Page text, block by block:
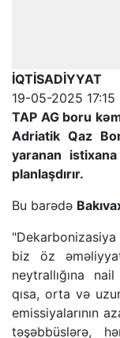
İQTİSADİYYAT
19-05-2025 17:15
TAP AG boru
Adriatik Qaz
yaranan istixana
planlaşdırır.
Bu barədə
biz öz
neytrallığına
qısa, orta və
emissiyalarının
təşəbbüslərə,